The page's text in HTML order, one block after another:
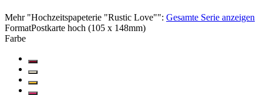
Mehr"Hochzeitspapeterie "Rustic Love"": Gesamte Serie anzeigen
FormatPostkarte hoch (105 x 148mm)
Farbe